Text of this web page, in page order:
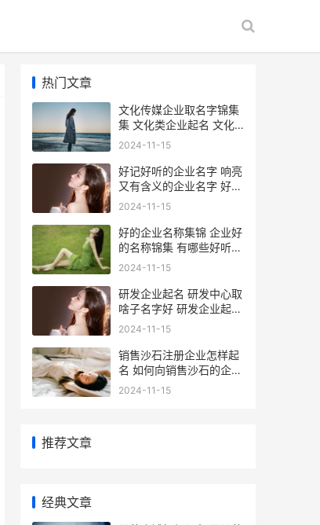
热门文章
文化传媒企业取名字锦集
集 文化类企业起名 文化
传媒企业取名字大全
2024-11-15
好记好听的企业名字 响亮
又有含义的企业名字 好记
好听的企业名称
2024-11-15
好的企业名称集锦 企业好
的名称锦集 有哪些好听的
企业名字
2024-11-15
研发企业起名 研发中心取
啥子名字好 研发企业起名
字大全
2024-11-15
销售沙石注册企业怎样起
名 如何向销售沙石的企业
起名 砂石销售注册什么公
2024-11-15
推荐文章
经典文章